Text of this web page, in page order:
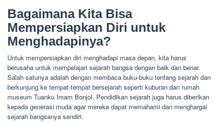
Bagaimana Kita Bisa
Mempersiapkan Diri untuk
Menghadapinya?
Untuk mempersiapkan diri menghadapi masa depan, kita harus
berusaha untuk mempelajari sejarah bangsa dengan baik dan benar.
Salah satunya adalah dengan membaca buku-buku tentang sejarah dan
berkunjung ke tempat-tempat bersejarah seperti kuburan dan rumah
museum Tuanku Imam Bonjol. Pendidikan sejarah juga harus diberikan
kepada generasi muda agar mereka dapat memahami dan menghargai
sejarah bangsanya sendiri.